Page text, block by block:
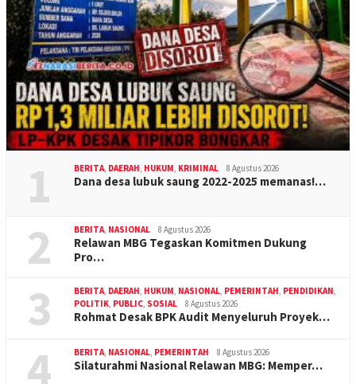
1 BERITA DAERAH HUKUM KRIMINAL 8 Agustus 2026
Dana desa lubuk saung 2022-2025 memanas!…
2 BERITA NASIONAL 8 Agustus 2026
Relawan MBG Tegaskan Komitmen Dukung
Pro…
3 BERITA DAERAH HUKUM NASIONAL PEMERINTAH PENDIDIKAN
POLITIK PUBLIC SOSIAL 8 Agustus 2026
Rohmat Desak BPK Audit Menyeluruh Proyek…
4 BERITA NASIONAL PEMERINTAH 8 Agustus 2026
Silaturahmi Nasional Relawan MBG: Memper…